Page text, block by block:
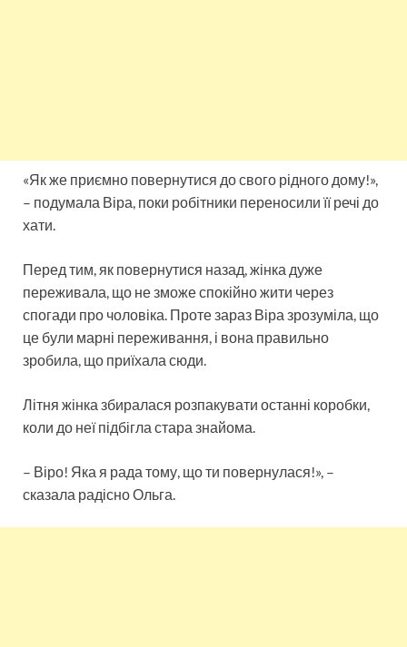
«Як же приємно повернутися до свого рідного дому!»,
– подумала Віра, поки робітники переносили її речі до
хати.
Перед тим, як повернутися назад, жінка дуже
переживала, що не зможе спокійно жити через
спогади про чоловіка. Проте зараз Віра зрозуміла, що
це були марні переживання, і вона правильно
зробила, що приїхала сюди.
Літня жінка збиралася розпакувати останні коробки,
коли до неї підбігла стара знайома.
– Віро! Яка я рада тому, що ти повернулася!», –
сказала радісно Ольга.